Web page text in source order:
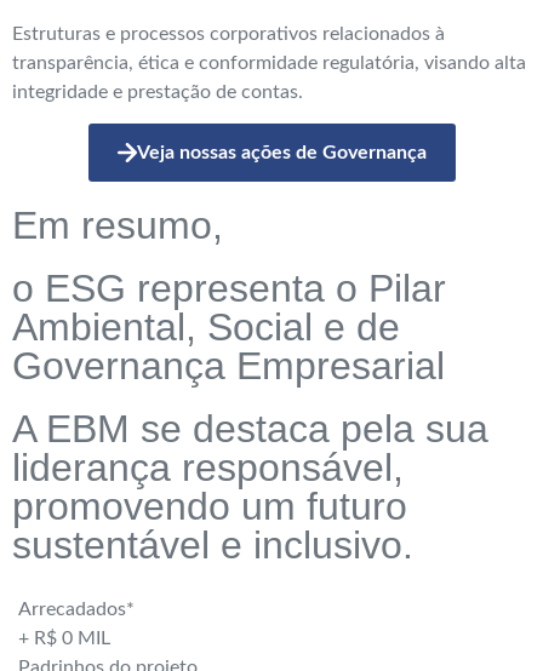
Estruturas e processos corporativos relacionados à
transparência, ética e conformidade regulatória, visando alta
integridade e prestação de contas.
Veja nossas ações de Governança
Em resumo,
o ESG representa o Pilar
Ambiental, Social e de
Governança Empresarial
A EBM se destaca pela sua
liderança responsável,
promovendo um futuro
sustentável e inclusivo.
Arrecadados*
+ R$ 0 MIL